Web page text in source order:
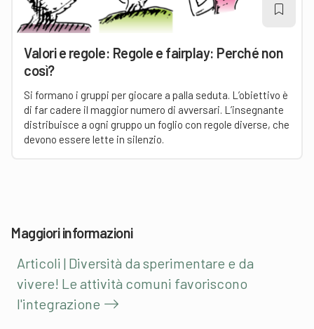
Valori e regole: Regole e fairplay: Perché non
così?
Si formano i gruppi per giocare a palla seduta. L’obiettivo è
di far cadere il maggior numero di avversari. L’insegnante
distribuisce a ogni gruppo un foglio con regole diverse, che
devono essere lette in silenzio.
Maggiori informazioni
Articoli | Diversità da sperimentare e da
vivere! Le attività comuni favoriscono
l'integrazione